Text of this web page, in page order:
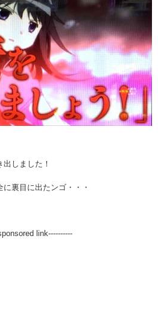
しました！
裏目に出たンゴ・・・
link----------